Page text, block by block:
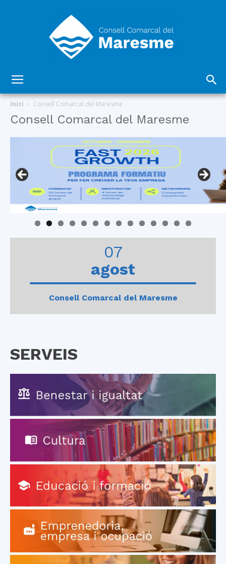
del
Maresme
Inici Consell Comarcal del Maresme
Consell Comarcal del Maresme
0 1 2 3 4
07
agost
Consell Comarcal del Maresme
SERVEIS